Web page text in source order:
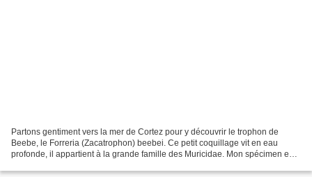
Partons gentiment vers la mer de Cortez pour y découvrir le trophon de
Beebe, le Forreria (Zacatrophon) beebei. Ce petit coquillage vit en eau
profonde, il appartient à la grande famille des Muricidae. Mon spécimen est